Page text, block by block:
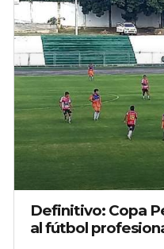
Definitivo: Copa
al fútbol